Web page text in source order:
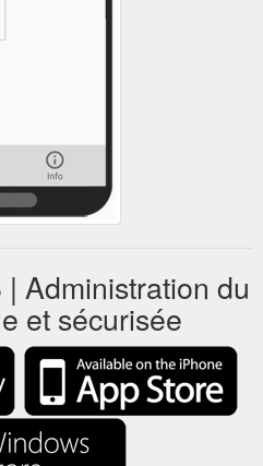
Administration du
et sécurisée